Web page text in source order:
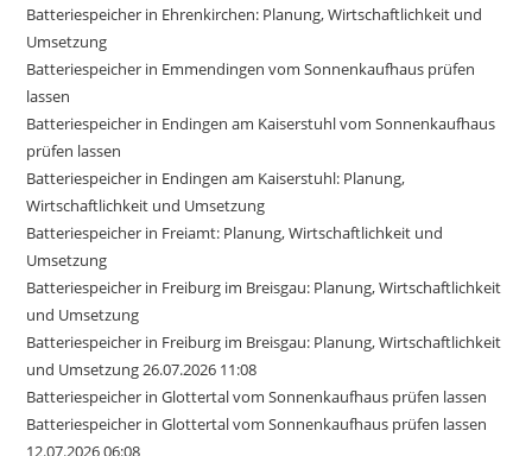
Batteriespeicher in Ehrenkirchen: Planung, Wirtschaftlichkeit und
Umsetzung
Batteriespeicher in Emmendingen vom Sonnenkaufhaus prüfen
lassen
Batteriespeicher in Endingen am Kaiserstuhl vom Sonnenkaufhaus
prüfen lassen
Batteriespeicher in Endingen am Kaiserstuhl: Planung,
Wirtschaftlichkeit und Umsetzung
Batteriespeicher in Freiamt: Planung, Wirtschaftlichkeit und
Umsetzung
Batteriespeicher in Freiburg im Breisgau: Planung, Wirtschaftlichkeit
und Umsetzung
Batteriespeicher in Freiburg im Breisgau: Planung, Wirtschaftlichkeit
und Umsetzung 26.07.2026 11:08
Batteriespeicher in Glottertal vom Sonnenkaufhaus prüfen lassen
Batteriespeicher in Glottertal vom Sonnenkaufhaus prüfen lassen
12.07.2026 06:08